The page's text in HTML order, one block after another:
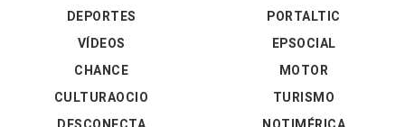
DEPORTES
VÍDEOS
PORTALTIC
EPSOCIAL
CHANCE
CULTURAOCIO
MOTOR
TURISMO